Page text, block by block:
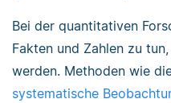
Bei der quantitativen
Fakten und Zahlen zu
werden. Methoden wie
systematische